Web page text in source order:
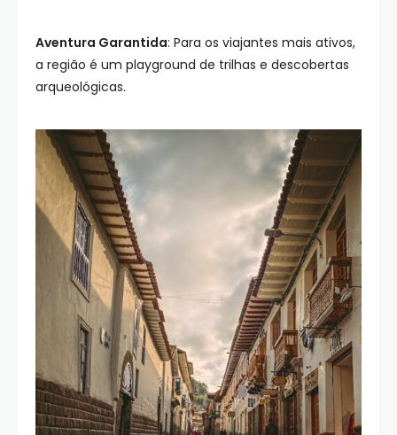
Aventura Garantida: Para os viajantes mais ativos,
a região é um playground de trilhas e descobertas
arqueológicas.